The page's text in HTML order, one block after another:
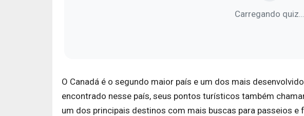
Carregando quiz...
O Canadá é o segundo maior país e um dos mais
encontrado nesse país, seus pontos turísticos também
um dos principais destinos com mais buscas para passeios e